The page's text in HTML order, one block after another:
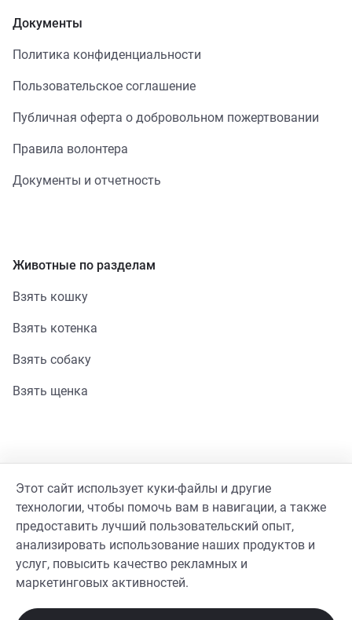
Документы
Политика конфиденциальности
Пользовательское соглашение
Публичная оферта о добровольном пожертвовании
Правила волонтера
Документы и отчетность
Животные по разделам
Взять кошку
Взять котенка
Взять собаку
Взять щенка
Стать волонтером
Гайд волонтера
Реквизиты фонда
Этот сайт использует куки-файлы и другие
технологии, чтобы помочь вам в навигации, а также
предоставить лучший пользовательский опыт,
анализировать использование наших продуктов и
услуг, повысить качество рекламных и
маркетинговых активностей.